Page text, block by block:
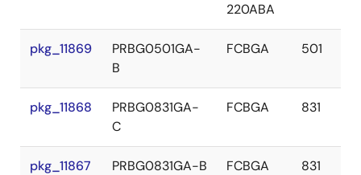
220ABA
pkg_11869
PRBG0501GA-
B
FCBGA 501
pkg_11868
PRBG0831GA-
C
FCBGA 831
pkg_11867 PRBG0831GA-B FCBGA 831